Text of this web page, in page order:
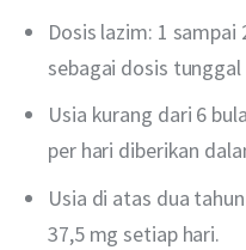
Dosis lazim: 1
sebagai dosis
Usia kurang dari 6
per hari diberikan
Usia di atas dua
37,5 mg setiap hari.